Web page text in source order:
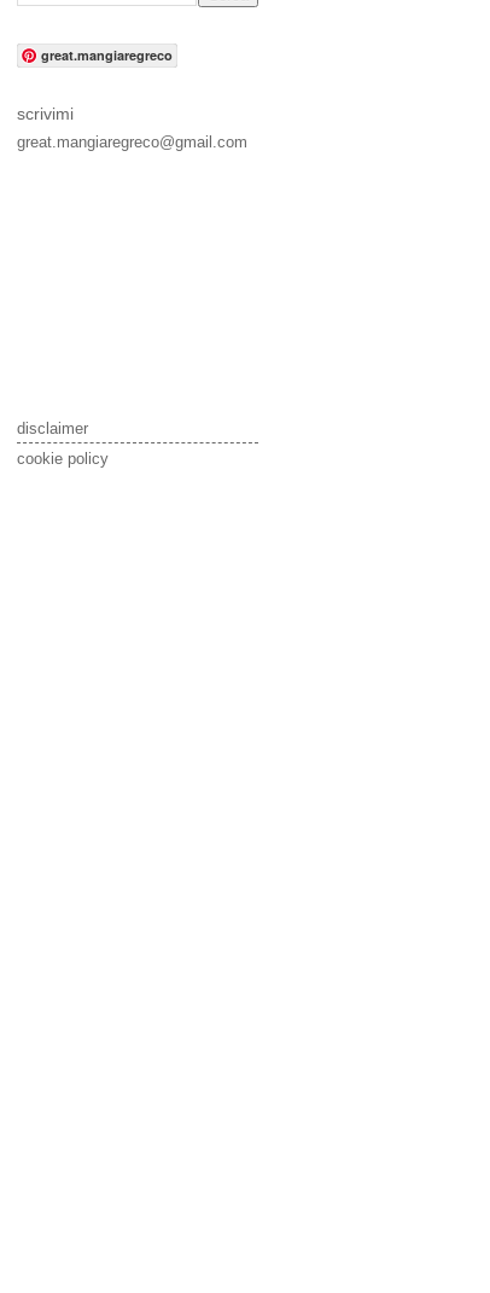
great.mangiaregreco
scrivimi
great.mangiaregreco@gmail.com
disclaimer
cookie policy